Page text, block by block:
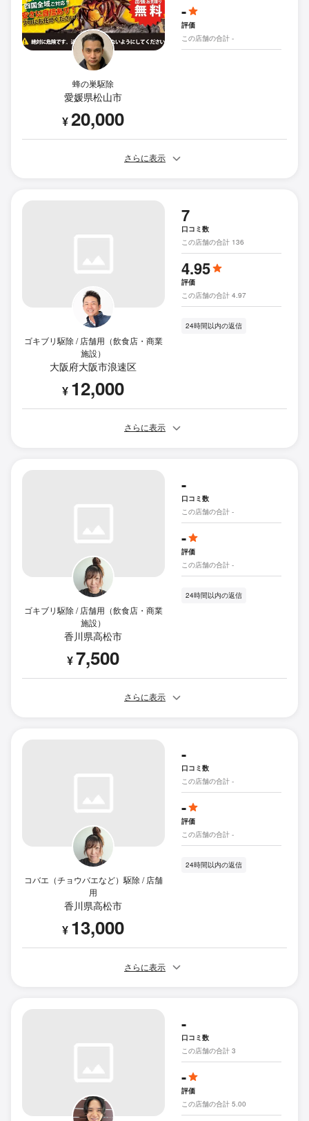
蜂の巣駆除
愛媛県松山市
¥20,000
-
評価
この店舗の合計 -
さらに表示
ゴキブリ駆除 / 店舗用（飲食店・商業
施設）
大阪府大阪市浪速区
¥ 12,000
7
口コミ数
この店舗の合計 136
4.95
評価
この店舗の合計 4.97
24時間以内の返信
さらに表示
ゴキブリ駆除 / 店舗用（飲食店・商業
施設）
香川県高松市
¥7,500
-
口コミ数
この店舗の合計 -
-
評価
この店舗の合計 -
24時間以内の返信
さらに表示
コバエ（チョウバエなど）駆除 / 店舗
用
香川県高松市
¥ 13,000
-
口コミ数
この店舗の合計 -
-
評価
この店舗の合計 -
24時間以内の返信
さらに表示
-
口コミ数
この店舗の合計 3
-
評価
この店舗の合計 5.00